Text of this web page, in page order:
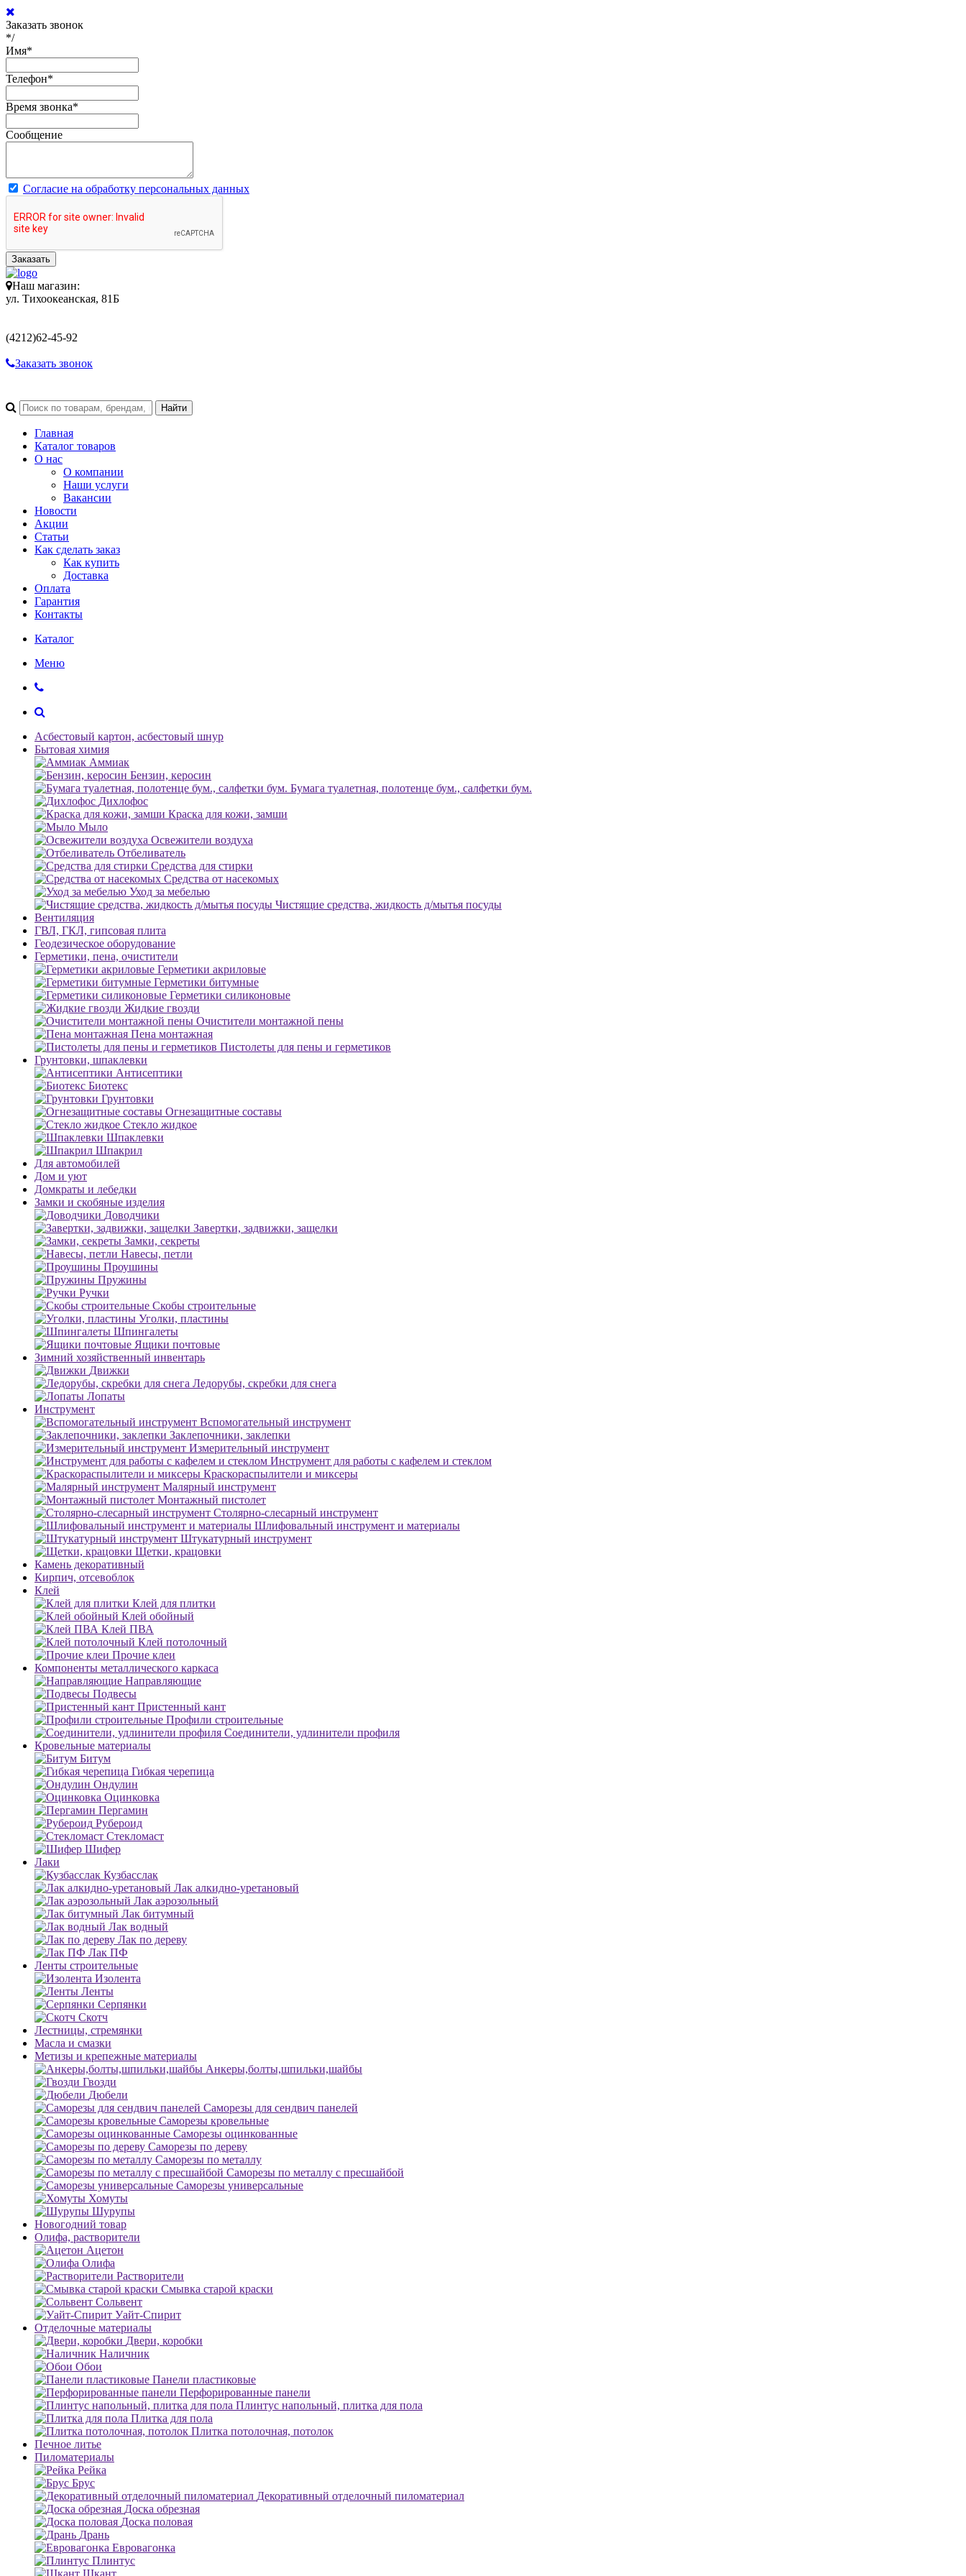
Заказать звонок
*/
Имя*
Телефон*
Время звонка*
Сообщение
Согласие на обработку персональных данных
Заказать
Наш магазин:
ул. Тихоокеанская, 81Б
(4212)62-45-92
Заказать звонок
Главная
Каталог товаров
О нас
О компании
Наши услуги
Вакансии
Новости
Акции
Статьи
Как сделать заказ
Как купить
Доставка
Оплата
Гарантия
Контакты
Каталог
Меню
Асбестовый картон, асбестовый шнур
Бытовая химия
Аммиак
Бензин, керосин
Бумага туалетная, полотенце бум., салфетки бум.
Дихлофос
Краска для кожи, замши
Мыло
Освежители воздуха
Отбеливатель
Средства для стирки
Средства от насекомых
Уход за мебелью
Чистящие средства, жидкость д/мытья посуды
Вентиляция
ГВЛ, ГКЛ, гипсовая плита
Геодезическое оборудование
Герметики, пена, очистители
Герметики акриловые
Герметики битумные
Герметики силиконовые
Жидкие гвозди
Очистители монтажной пены
Пена монтажная
Пистолеты для пены и герметиков
Грунтовки, шпаклевки
Антисептики
Биотекс
Грунтовки
Огнезащитные составы
Стекло жидкое
Шпаклевки
Шпакрил
Для автомобилей
Дом и уют
Домкраты и лебедки
Замки и скобяные изделия
Доводчики
Завертки, задвижки, защелки
Замки, секреты
Навесы, петли
Проушины
Пружины
Ручки
Скобы строительные
Уголки, пластины
Шпингалеты
Ящики почтовые
Зимний хозяйственный инвентарь
Движки
Ледорубы, скребки для снега
Лопаты
Инструмент
Вспомогательный инструмент
Заклепочники, заклепки
Измерительный инструмент
Инструмент для работы с кафелем и стеклом
Краскораспылители и миксеры
Малярный инструмент
Монтажный пистолет
Столярно-слесарный инструмент
Шлифовальный инструмент и материалы
Штукатурный инструмент
Щетки, крацовки
Камень декоративный
Кирпич, отсевоблок
Клей
Клей для плитки
Клей обойный
Клей ПВА
Клей потолочный
Прочие клеи
Компоненты металлического каркаса
Направляющие
Подвесы
Пристенный кант
Профили строительные
Соединители, удлинители профиля
Кровельные материалы
Битум
Гибкая черепица
Ондулин
Оцинковка
Пергамин
Рубероид
Стекломаст
Шифер
Лаки
Кузбасслак
Лак алкидно-уретановый
Лак аэрозольный
Лак битумный
Лак водный
Лак по дереву
Лак ПФ
Ленты строительные
Изолента
Ленты
Серпянки
Скотч
Лестницы, стремянки
Масла и смазки
Метизы и крепежные материалы
Анкеры,болты,шпильки,шайбы
Гвозди
Дюбели
Саморезы для сендвич панелей
Саморезы кровельные
Саморезы оцинкованные
Саморезы по дереву
Саморезы по металлу
Саморезы по металлу с пресшайбой
Саморезы универсальные
Хомуты
Шурупы
Новогодний товар
Олифа, растворители
Ацетон
Олифа
Растворители
Смывка старой краски
Сольвент
Уайт-Спирит
Отделочные материалы
Двери, коробки
Наличник
Обои
Панели пластиковые
Перфорированные панели
Плинтус напольный, плитка для пола
Плитка для пола
Плитка потолочная, потолок
Печное литье
Пиломатериалы
Рейка
Брус
Декоративный отделочный пиломатериал
Доска обрезная
Доска половая
Дрань
Евровагонка
Плинтус
Шкант